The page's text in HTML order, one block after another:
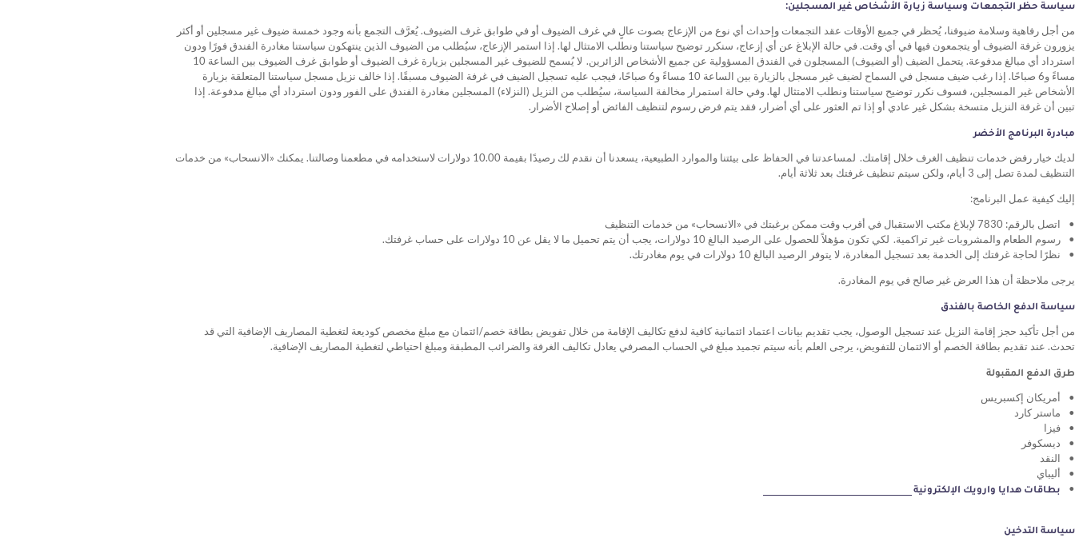
سياسة حظر التجمعات وسياسة زيارة الأشخاص غير المسجلين:
من أجل رفاهية وسلامة ضيوفنا، يُحظر في جميع الأوقات عقد التجمعات وإحداث أي نوع من الإزعاج بصوت عالٍ في غرف الضيوف أو في طوابق غرف الضيوف. يُعرَّف التجمع بأنه وجود خمسة ضيوف غير مسجلين أو أكثر
يزورون غرفة الضيوف أو يتجمعون فيها في أي وقت. في حالة الإبلاغ عن أي إزعاج، سنكرر توضيح سياستنا ونطلب الامتثال لها. إذا استمر الإزعاج، سيُطلب من الضيوف الذين ينتهكون سياستنا مغادرة الفندق فورًا ودون
استرداد أي مبالغ مدفوعة. يتحمل الضيف (أو الضيوف) المسجلون في الفندق المسؤولية عن جميع الأشخاص الزائرين. لا يُسمح للضيوف غير المسجلين بزيارة غرف الضيوف أو طوابق غرف الضيوف بين الساعة 10
مساءً و6 صباحًا. إذا رغب ضيف مسجل في السماح لضيف غير مسجل بالزيارة بين الساعة 10 مساءً و6 صباحًا، فيجب عليه تسجيل الضيف في غرفة الضيوف مسبقًا. إذا خالف نزيل مسجل سياستنا المتعلقة بزيارة
الأشخاص غير المسجلين، فسوف نكرر توضيح سياستنا ونطلب الامتثال لها. وفي حالة استمرار مخالفة السياسة، سيُطلب من النزيل (النزلاء) المسجلين مغادرة الفندق على الفور ودون استرداد أي مبالغ مدفوعة. إذا
تبين أن غرفة النزيل متسخة بشكل غير عادي أو إذا تم العثور على أي أضرار، فقد يتم فرض رسوم لتنظيف الفائض أو إصلاح الأضرار.
مبادرة البرنامج الأخضر
لديك خيار رفض خدمات تنظيف الغرف خلال إقامتك. لمساعدتنا في الحفاظ على بيئتنا والموارد الطبيعية، يسعدنا أن نقدم لك رصيدًا بقيمة 10.00 دولارات لاستخدامه في مطعمنا وصالتنا. يمكنك «الانسحاب» من خدمات
التنظيف لمدة تصل إلى 3 أيام، ولكن سيتم تنظيف غرفتك بعد ثلاثة أيام.
إليك كيفية عمل البرنامج:
اتصل بالرقم: 7830 لإبلاغ مكتب الاستقبال في أقرب وقت ممكن برغبتك في «الانسحاب» من خدمات التنظيف
رسوم الطعام والمشروبات غير تراكمية. لكي تكون مؤهلاً للحصول على الرصيد البالغ 10 دولارات، يجب أن يتم تحميل ما لا يقل عن 10 دولارات على حساب غرفتك.
نظرًا لحاجة غرفتك إلى الخدمة بعد تسجيل المغادرة، لا يتوفر الرصيد البالغ 10 دولارات في يوم مغادرتك.
يرجى ملاحظة أن هذا العرض غير صالح في يوم المغادرة.
سياسة الدفع الخاصة بالفندق
من أجل تأكيد حجز إقامة النزيل عند تسجيل الوصول، يجب تقديم بيانات اعتماد ائتمانية كافية لدفع تكاليف الإقامة من خلال تفويض بطاقة خصم/ائتمان مع مبلغ مخصص كوديعة لتغطية المصاريف الإضافية التي قد
تحدث. عند تقديم بطاقة الخصم أو الائتمان للتفويض، يرجى العلم بأنه سيتم تجميد مبلغ في الحساب المصرفي يعادل تكاليف الغرفة والضرائب المطبقة ومبلغ احتياطي لتغطية المصاريف الإضافية.
طرق الدفع المقبولة
أمريكان إكسبريس
ماستر كارد
فيزا
ديسكوفر
النقد
أليباي
بطاقات هدايا وارويك الإلكترونية
سياسة التدخين